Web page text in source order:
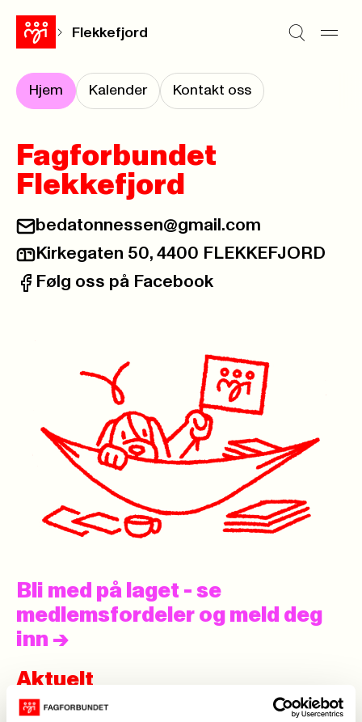
Flekkefjord
Hjem Kalender Kontakt oss
Fagforbundet
Flekkefjord
E-post:
bedatonnessen@gmail.com
Postadresse:
Kirkegaten 50, 4400 FLEKKEFJORD
Facebook:
Følg oss på Facebook
Bli med på laget - se
medlemsfordeler og meld deg
inn ->
Aktuelt
Se alle->